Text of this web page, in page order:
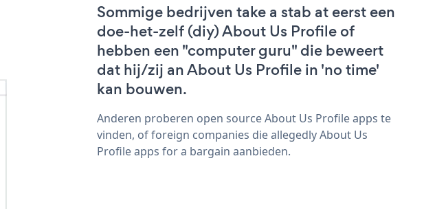
Sommige bedrijven take a stab at eerst een
doe-het-zelf (diy) About Us Profile of
hebben een "computer guru" die beweert
dat hij/zij an About Us Profile in 'no time'
kan bouwen.
Anderen proberen open source About Us Profile apps te
vinden, of foreign companies die allegedly About Us
Profile apps for a bargain aanbieden.